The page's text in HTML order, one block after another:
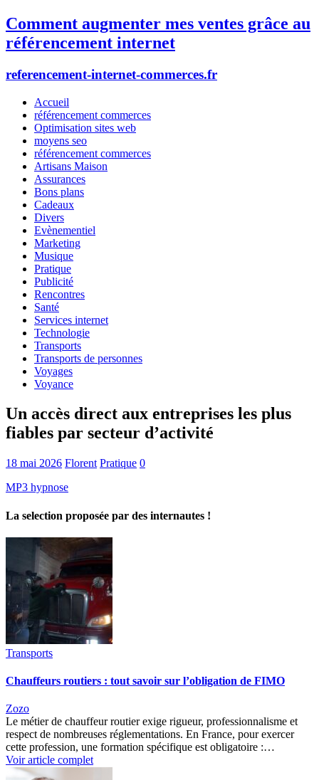
Comment augmenter mes ventes grâce au
référencement internet
referencement-internet-commerces.fr
Accueil
référencement commerces
Optimisation sites web
moyens seo
référencement commerces
Artisans Maison
Assurances
Bons plans
Cadeaux
Divers
Evènementiel
Marketing
Musique
Pratique
Publicité
Rencontres
Santé
Services internet
Technologie
Transports
Transports de personnes
Voyages
Voyance
Un accès direct aux entreprises les plus
fiables par secteur d’activité
18 mai 2026 Florent Pratique 0
MP3 hypnose
La selection proposée par des internautes !
Transports
Chauffeurs routiers : tout savoir sur l’obligation de FIMO
Zozo
Le métier de chauffeur routier exige rigueur, professionnalisme et
respect de nombreuses réglementations. En France, pour exercer
cette profession, une formation spécifique est obligatoire :…
Voir article complet